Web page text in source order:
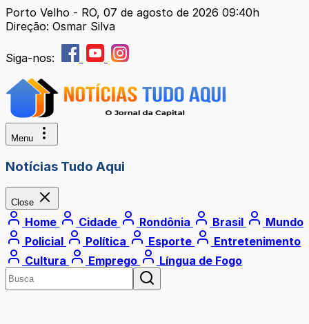
Porto Velho - RO, 07 de agosto de 2026 09:40h
Direção: Osmar Silva
Siga-nos:
Menu
Notícias Tudo Aqui
Close
Home Cidade Rondônia Brasil
Mundo
Policial
Política Esporte
Entretenimento
Cultura
Emprego Língua de Fogo